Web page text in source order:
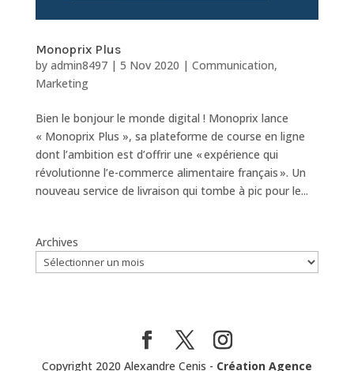
Monoprix Plus
by admin8497| 5 Nov 2020 | Communication,
Marketing
Bien le bonjour le monde digital ! Monoprix lance
« Monoprix Plus », sa plateforme de course en ligne
dont l’ambition est d’offrir une « expérience qui
révolutionne l’e-commerce alimentaire français ». Un
nouveau service de livraison qui tombe à pic pour le...
Archives
Copyright 2020 Alexandre Cenis - Création Agence